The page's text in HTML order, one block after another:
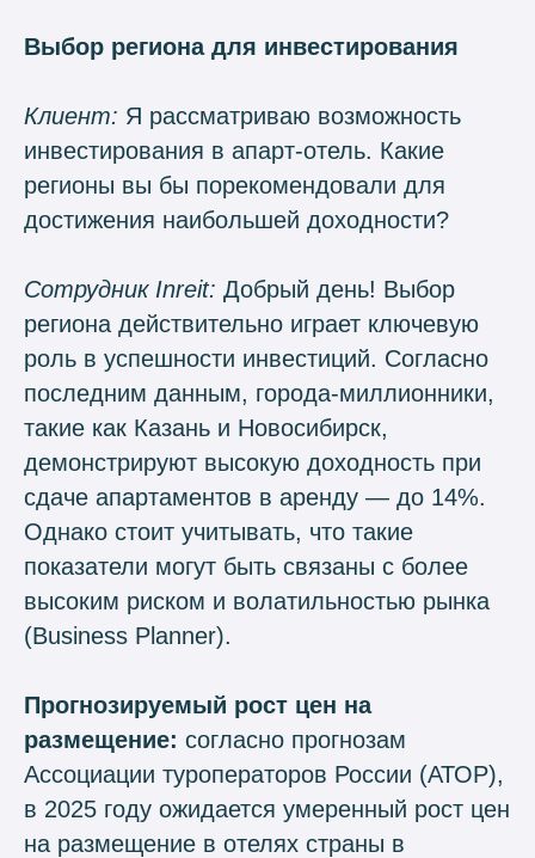
Выбор региона для инвестирования
Клиент: Я рассматриваю возможность
инвестирования в апарт-отель. Какие
регионы вы бы порекомендовали для
достижения наибольшей доходности?
Сотрудник Inreit: Добрый день! Выбор
региона действительно играет ключевую
роль в успешности инвестиций. Согласно
последним данным, города-миллионники,
такие как Казань и Новосибирск,
демонстрируют высокую доходность при
сдаче апартаментов в аренду — до 14%.
Однако стоит учитывать, что такие
показатели могут быть связаны с более
высоким риском и волатильностью рынка
(Business Planner).
Прогнозируемый рост цен на
размещение: согласно прогнозам
Ассоциации туроператоров России (АТОР),
в 2025 году ожидается умеренный рост цен
на размещение в отелях страны в